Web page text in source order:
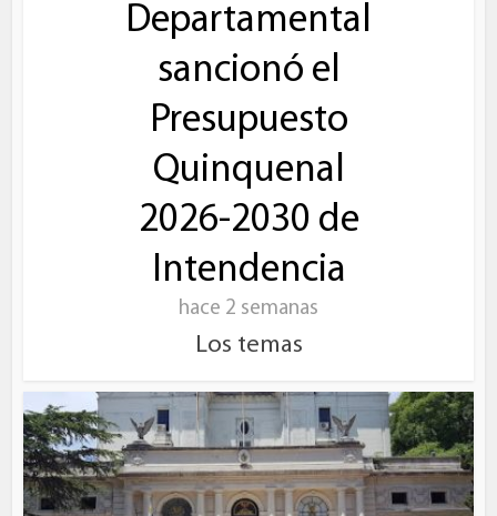
Departamental
sancionó el
Presupuesto
Quinquenal
2026-2030 de
Intendencia
hace 2 semanas
Los temas